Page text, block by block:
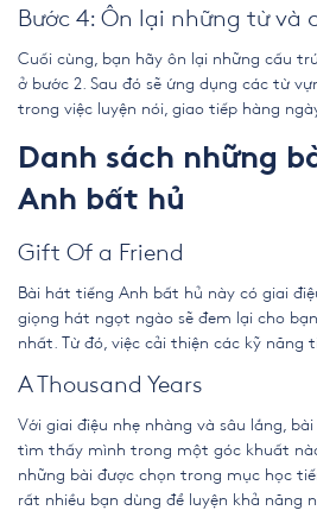
Bước 4: Ôn lại những từ và
Cuối cùng, bạn hãy ôn lại những cấu
ở bước 2. Sau đó sẽ ứng dụng các từ
trong việc luyện nói, giao tiếp hàng
Danh sách những
Anh bất hủ
Gift Of a Friend
Bài hát tiếng Anh bất hủ này có giai
giọng hát ngọt ngào sẽ đem lại cho
nhất. Từ đó, việc cải thiện các kỹ năng
A Thousand Years
Với giai điệu nhẹ nhàng và sâu lắng,
tìm thấy mình trong một góc khuất
những bài được chọn trong mục học
rất nhiều bạn dùng để luyện khả năng